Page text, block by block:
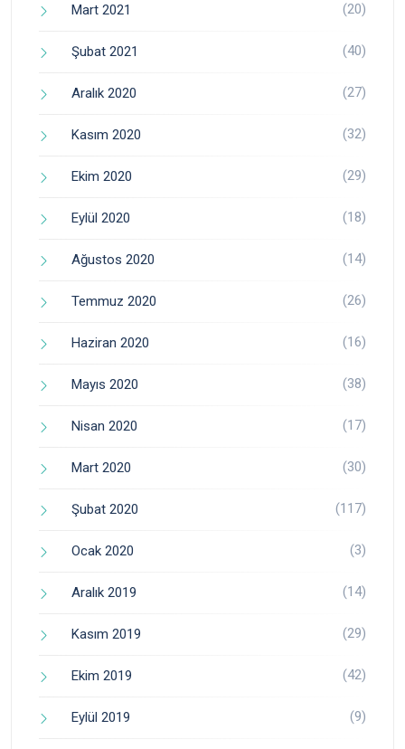
Mart 2021 (20)
Şubat 2021 (40)
Aralık 2020 (27)
Kasım 2020 (32)
Ekim 2020 (29)
Eylül 2020 (18)
Ağustos 2020 (14)
Temmuz 2020 (26)
Haziran 2020 (16)
Mayıs 2020 (38)
Nisan 2020 (17)
Mart 2020 (30)
Şubat 2020 (117)
Ocak 2020 (3)
Aralık 2019 (14)
Kasım 2019 (29)
Ekim 2019 (42)
Eylül 2019 (9)